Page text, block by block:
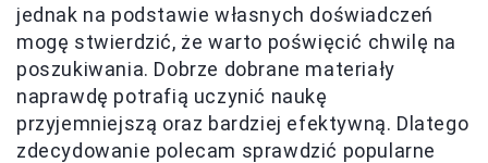
jednak na podstawie własnych doświadczeń
mogę stwierdzić, że warto poświęcić chwilę na
poszukiwania. Dobrze dobrane materiały
naprawdę potrafią uczynić naukę
przyjemniejszą oraz bardziej efektywną. Dlatego
zdecydowanie polecam sprawdzić popularne